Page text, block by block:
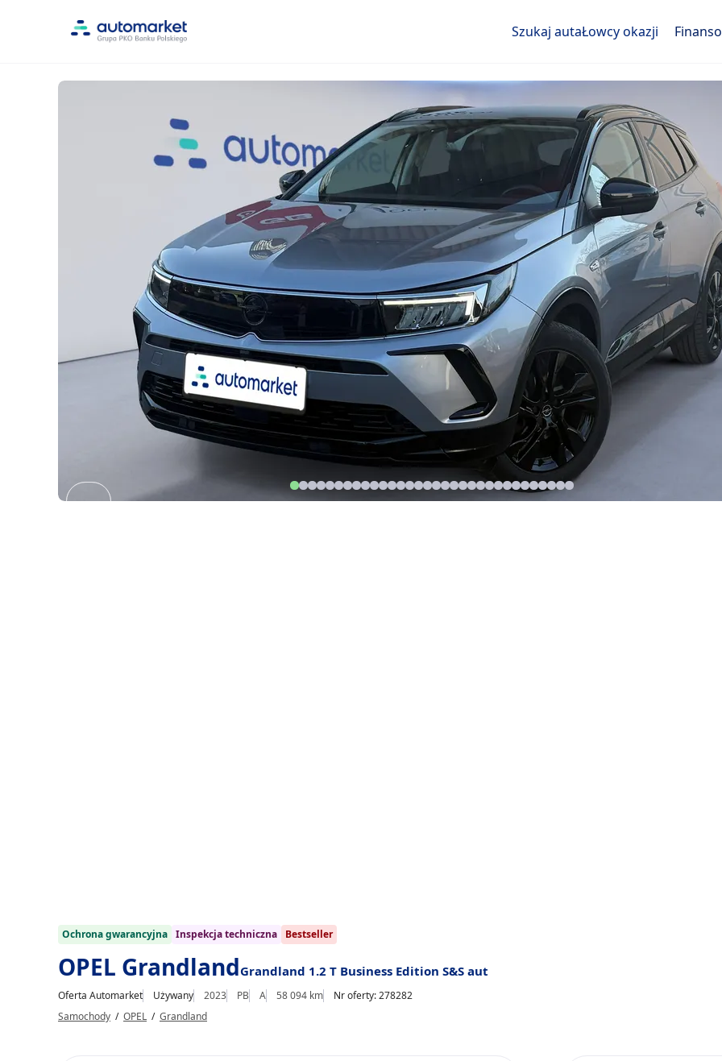
Szukaj autaŁowcy okazji
Ochrona gwarancyjna Inspekcja techniczna Bestseller
OPEL GrandlandGrandland 1.2 T Business Edition S&S aut
Oferta Automarket Używany 2023 PB A 58 094 km
Nr oferty: 278282
Samochody / OPEL / Grandland